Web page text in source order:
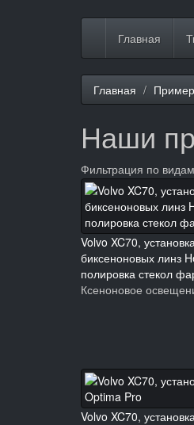
Главная
Главная
Наши
Фильтрация по
Volvo XC70,
биксеноновых линз
полировка стекол
Ксеноновое
Volvo XC70,